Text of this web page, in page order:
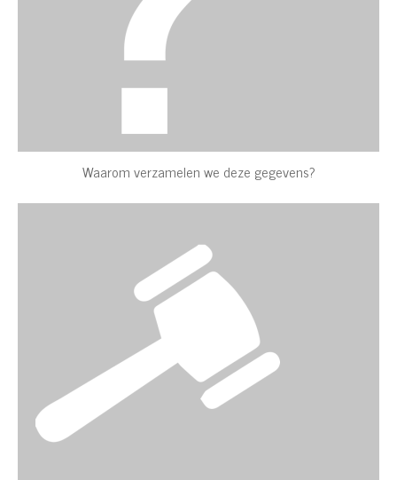
Waarom verzamelen we deze gegevens?